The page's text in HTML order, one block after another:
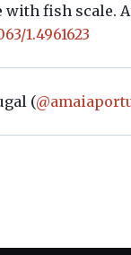
fish scale.
1.4961623
(